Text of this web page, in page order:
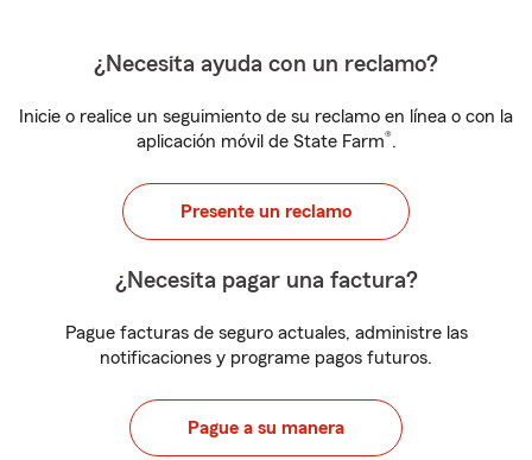
¿Necesita ayuda con un reclamo?
Inicie o realice un seguimiento de su reclamo en línea o con la
aplicación móvil de State Farm®.
Presente un reclamo
¿Necesita pagar una factura?
Pague facturas de seguro actuales, administre las
notificaciones y programe pagos futuros.
Pague a su manera